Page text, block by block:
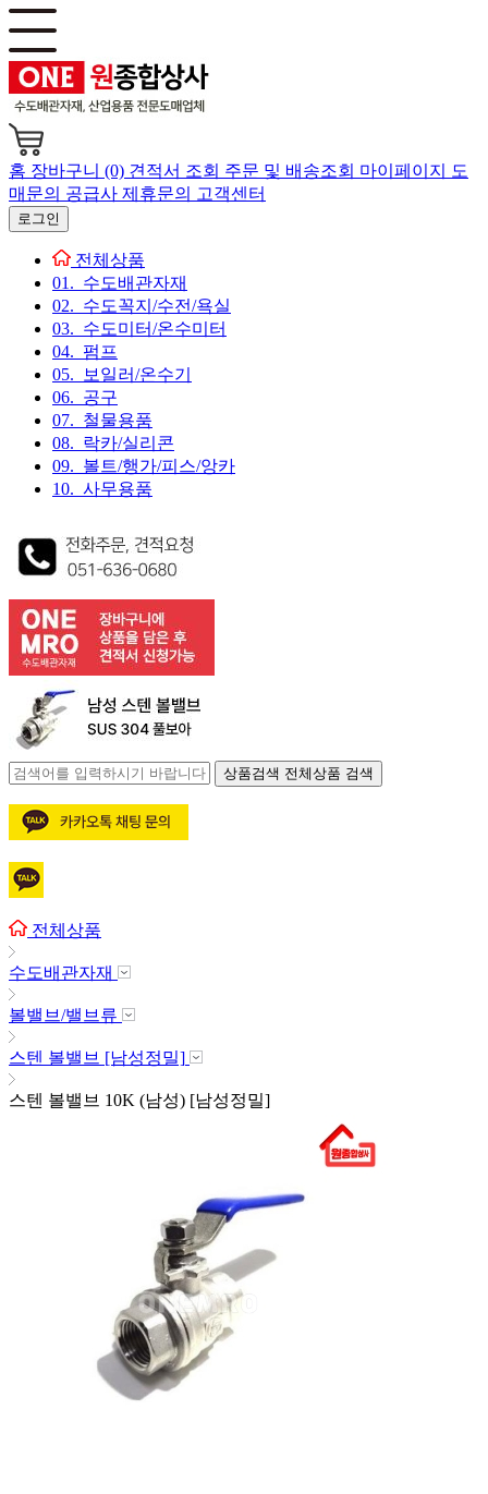
홈 장바구니 (0) 견적서 조회 주문 및 배송조회 마이페이지
도
매문의 공급사 제휴문의 고객센터
로그인
전체상품
01. 수도배관자재
02. 수도꼭지/수전/욕실
03. 수도미터/온수미터
04. 펌프
05. 보일러/온수기
06. 공구
07. 철물용품
08. 락카/실리콘
09. 볼트/행가/피스/앙카
10. 사무용품
상품검색 전체상품 검색
전체상품
수도배관자재
볼밸브/밸브류
스텐 볼밸브 [남성정밀]
스텐 볼밸브 10K (남성) [남성정밀]